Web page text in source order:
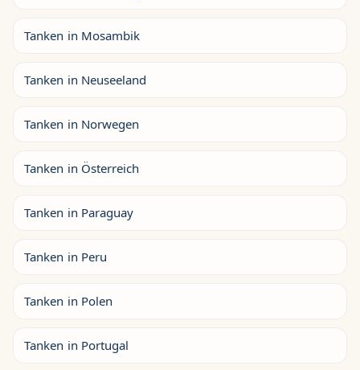
Tanken in Mosambik
Tanken in Neuseeland
Tanken in Norwegen
Tanken in Österreich
Tanken in Paraguay
Tanken in Peru
Tanken in Polen
Tanken in Portugal